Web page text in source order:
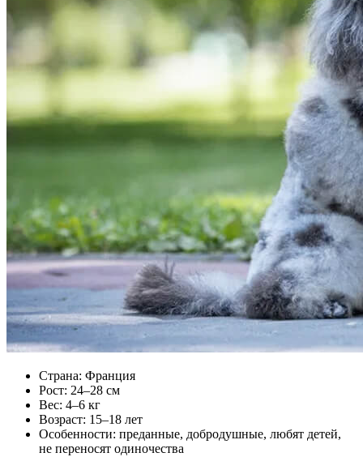
Страна: Франция
Рост: 24–28 см
Вес: 4–6 кг
Возраст: 15–18 лет
Особенности: преданные, добродушные, любят детей,
не переносят одиночества